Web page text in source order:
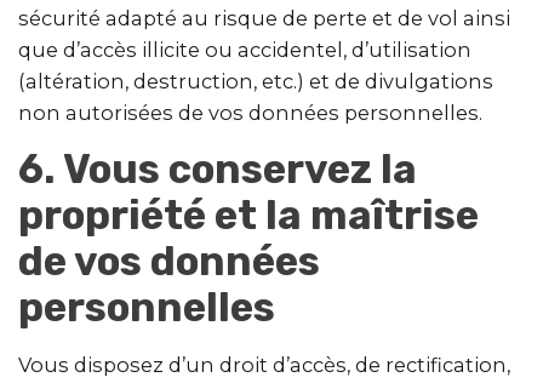
sécurité adapté au risque de perte et de vol ainsi
que d’accès illicite ou accidentel, d’utilisation
(altération, destruction, etc.) et de divulgations
non autorisées de vos données personnelles.
6. Vous conservez la
propriété et la maîtrise
de vos données
personnelles
Vous disposez d’un droit d’accès, de rectification,